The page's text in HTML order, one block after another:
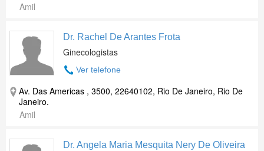
Amil
Dr. Rachel De Arantes Frota
Ginecologistas
Ver telefone
Av. Das Americas , 3500, 22640102, Rio De Janeiro, Rio De
Janeiro.
Amil
Dr. Angela Maria Mesquita Nery De Oliveira